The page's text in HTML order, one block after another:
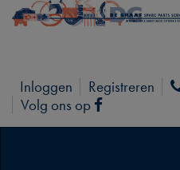
Inloggen Registreren
Volg ons op
Facebook